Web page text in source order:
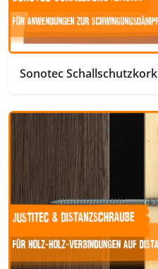
Sonotec Schallschutzkork